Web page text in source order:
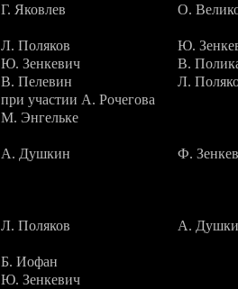
Г. Яковлев
О.
Л. Поляков
Ю. Зенкевич
В. Пелевин
при участии А. Рочегова
М. Энгельке
Ю.
В.
Л.
А. Душкин Ф.
Л. Поляков А.
Б. Иофан
Ю. Зенкевич